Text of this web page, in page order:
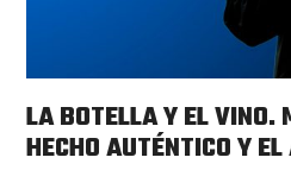
LA BOTELLA Y EL VINO.
HECHO AUTÉNTICO Y